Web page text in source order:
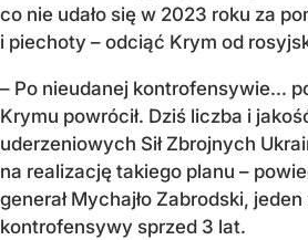
co nie udało się w 2023 roku za
i piechoty – odciąć Krym od
– Po nieudanej kontrofensywie…
Krymu powrócił. Dziś liczba i
uderzeniowych Sił Zbrojnych
na realizację takiego planu –
generał Mychajło Zabrodski,
kontrofensywy sprzed 3 lat.